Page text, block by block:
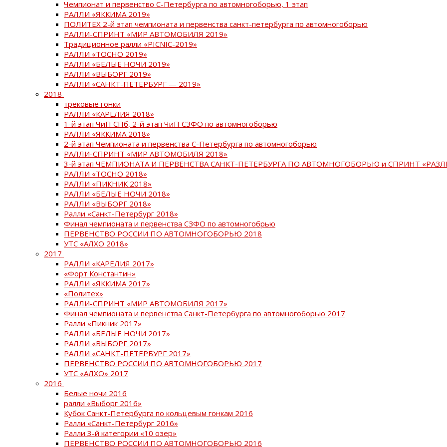
Чемпионат и первенство С-Петербурга по автомногоборью, 1 этап
РАЛЛИ «ЯККИМА 2019»
ПОЛИТЕХ 2-й этап чемпионата и первенства санкт-петербурга по автомногоборью
РАЛЛИ-СПРИНТ «МИР АВТОМОБИЛЯ 2019»
Традиционное ралли «PICNIC-2019»
РАЛЛИ «ТОСНО 2019»
РАЛЛИ «БЕЛЫЕ НОЧИ 2019»
РАЛЛИ «ВЫБОРГ 2019»
РАЛЛИ «САНКТ-ПЕТЕРБУРГ — 2019»
2018
трековые гонки
РАЛЛИ «КАРЕЛИЯ 2018»
1-й этап ЧиП СПб, 2-й этап ЧиП СЗФО по автомногоборью
РАЛЛИ «ЯККИМА 2018»
2-й этап Чемпионата и первенства С-Петербурга по автомногоборью
РАЛЛИ-СПРИНТ «МИР АВТОМОБИЛЯ 2018»
3-й этап ЧЕМПИОНАТА И ПЕРВЕНСТВА САНКТ-ПЕТЕРБУРГА ПО АВТОМНОГОБОРЬЮ и СПРИНТ
РАЛЛИ «ТОСНО 2018»
РАЛЛИ «ПИКНИК 2018»
РАЛЛИ «БЕЛЫЕ НОЧИ 2018»
РАЛЛИ «ВЫБОРГ 2018»
Ралли «Санкт-Петербург 2018»
Финал чемпионата и первенства СЗФО по автомногобрью
ПЕРВЕНСТВО РОССИИ ПО АВТОМНОГОБОРЬЮ 2018
УТС «АЛХО 2018»
2017
РАЛЛИ «КАРЕЛИЯ 2017»
«Форт Константин»
РАЛЛИ «ЯККИМА 2017»
«Политех»
РАЛЛИ-СПРИНТ «МИР АВТОМОБИЛЯ 2017»
Финал чемпионата и первенства Санкт-Петербурга по автомногоборью 2017
Ралли «Пикник 2017»
РАЛЛИ «БЕЛЫЕ НОЧИ 2017»
РАЛЛИ «ВЫБОРГ 2017»
РАЛЛИ «САНКТ-ПЕТЕРБУРГ 2017»
ПЕРВЕНСТВО РОССИИ ПО АВТОМНОГОБОРЬЮ 2017
УТС «АЛХО» 2017
2016
Белые ночи 2016
ралли «Выборг 2016»
Кубок Санкт-Петербурга по кольцевым гонкам 2016
Ралли «Санкт-Петербург 2016»
Ралли 3-й категории «10 озер»
ПЕРВЕНСТВО РОССИИ ПО АВТОМНОГОБОРЬЮ 2016